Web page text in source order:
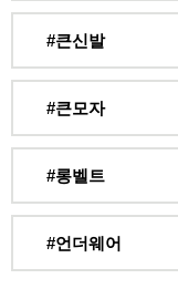
#큰신발
#큰모자
#롱벨트
#언더웨어